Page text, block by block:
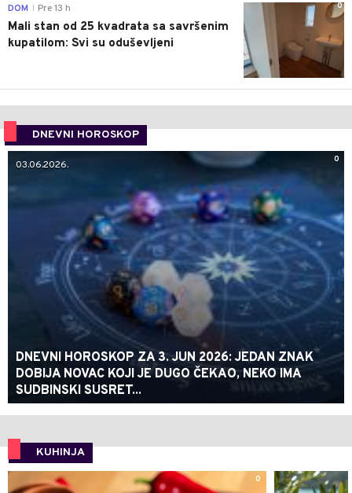
0
DOM Pre 13 h
Mali stan od 25 kvadrata sa savršenim
kupatilom: Svi su oduševljeni
DNEVNI HOROSKOP
0
03.06.2026.
DNEVNI HOROSKOP ZA 3. JUN 2026: JEDAN ZNAK
DOBIJA NOVAC KOJI JE DUGO ČEKAO, NEKO IMA
SUDBINSKI SUSRET...
KUHINJA
0